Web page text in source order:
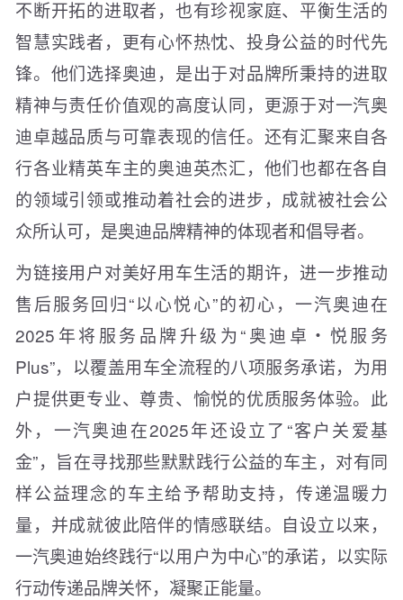
不断开拓的进取者，也有珍视家庭、平衡生活的
智慧实践者，更有心怀热忱、投身公益的时代先
锋。他们选择奥迪，是出于对品牌所秉持的进取
精神与责任价值观的高度认同，更源于对一汽奥
迪卓越品质与可靠表现的信任。还有汇聚来自各
行各业精英车主的奥迪英杰汇，他们也都在各自
的领域引领或推动着社会的进步，成就被社会公
众所认可，是奥迪品牌精神的体现者和倡导者。
为链接用户对美好用车生活的期许，进一步推动
售后服务回归“以心悦心”的初心，一汽奥迪在
2025年将服务品牌升级为“奥迪卓・悦服务
Plus”，以覆盖用车全流程的八项服务承诺，为用
户提供更专业、尊贵、愉悦的优质服务体验。此
外，一汽奥迪在2025年还设立了“客户关爱基
金”，旨在寻找那些默默践行公益的车主，对有同
样公益理念的车主给予帮助支持，传递温暖力
量，并成就彼此陪伴的情感联结。自设立以来，
一汽奥迪始终践行“以用户为中心”的承诺，以实际
行动传递品牌关怀，凝聚正能量。